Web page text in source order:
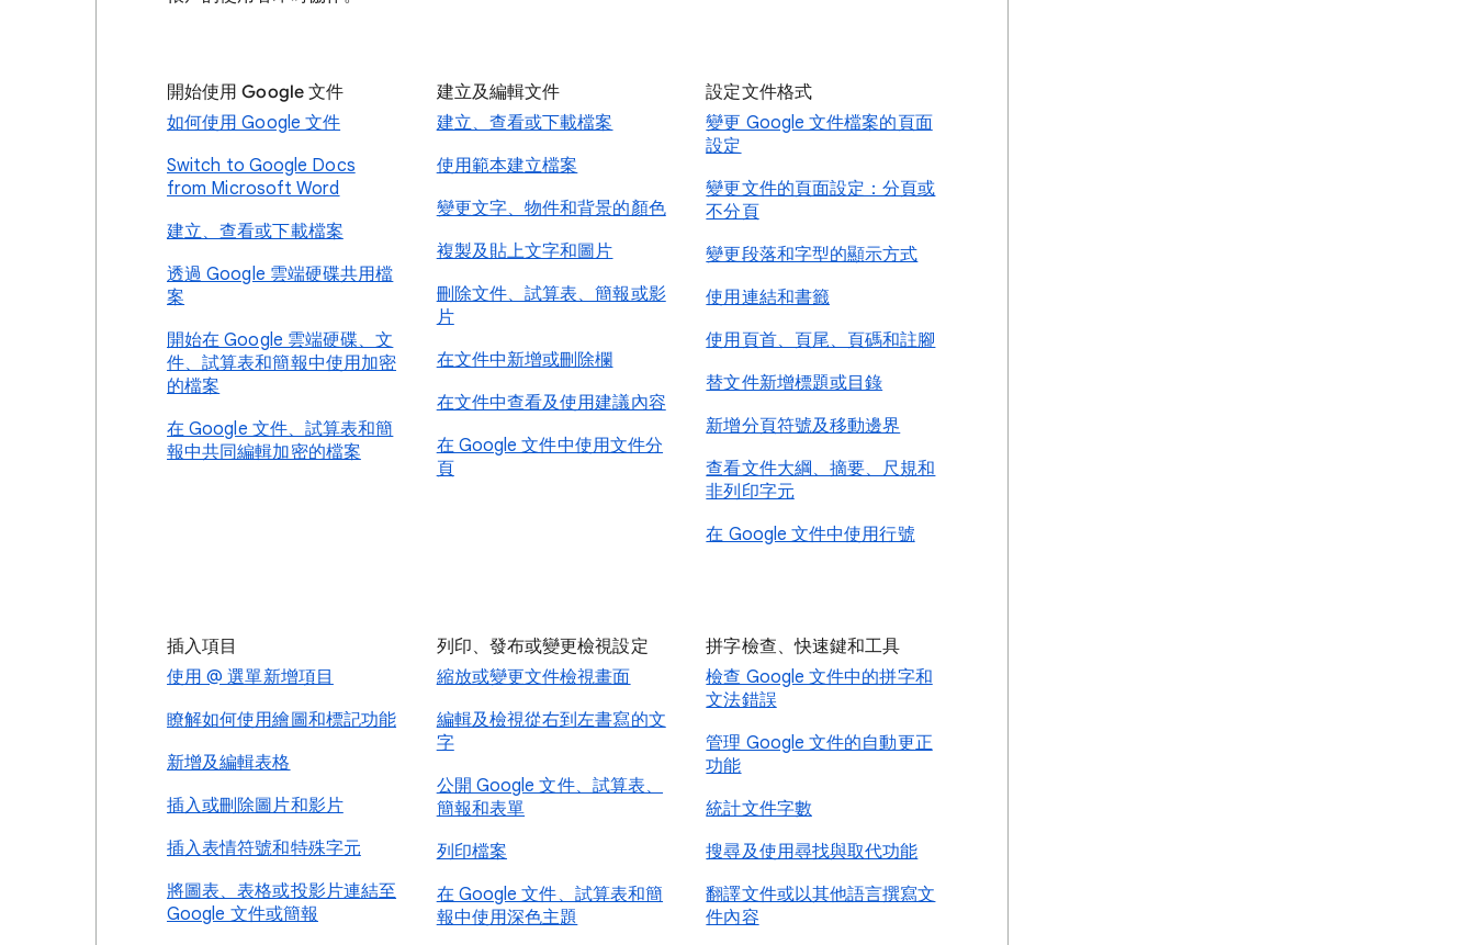
開始使用 Google 文件
如何使用 Google 文件
Switch to Google Docs
from Microsoft Word
建立、查看或下載檔案
透過 Google 雲端硬碟共用檔
案
開始在 Google 雲端硬碟、文
件、試算表和簡報中使用加密
的檔案
在 Google 文件、試算表和簡
報中共同編輯加密的檔案
建立及編輯文件
建立、查看或下載檔案
使用範本建立檔案
變更文字、物件和背景的顏色
複製及貼上文字和圖片
刪除文件、試算表、簡報或影
片
在文件中新增或刪除欄
在文件中查看及使用建議內容
在 Google 文件中使用文件分
頁
設定文件格式
變更 Google 文件檔案的頁面
設定
變更文件的頁面設定：分頁或
不分頁
變更段落和字型的顯示方式
使用連結和書籤
使用頁首、頁尾、頁碼和註腳
替文件新增標題或目錄
新增分頁符號及移動邊界
查看文件大綱、摘要、尺規和
非列印字元
在 Google 文件中使用行號
插入項目
使用 @ 選單新增項目
瞭解如何使用繪圖和標記功能
新增及編輯表格
插入或刪除圖片和影片
插入表情符號和特殊字元
將圖表、表格或投影片連結至
Google 文件或簡報
列印、發布或變更檢視設定
縮放或變更文件檢視畫面
編輯及檢視從右到左書寫的文
字
公開 Google 文件、試算表、
簡報和表單
列印檔案
在 Google 文件、試算表和簡
報中使用深色主題
拼字檢查、快速鍵和工具
檢查 Google 文件中的拼字和
文法錯誤
管理 Google 文件的自動更正
功能
統計文件字數
搜尋及使用尋找與取代功能
翻譯文件或以其他語言撰寫文
件內容